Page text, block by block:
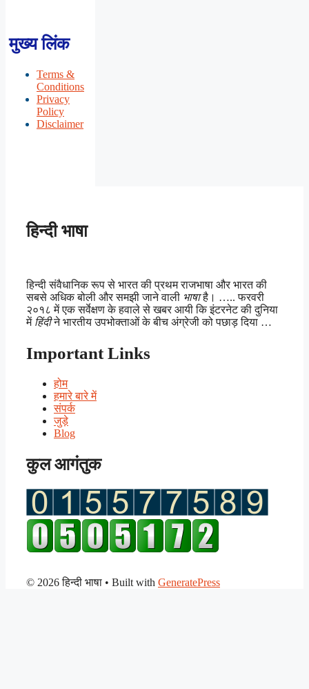
मुख्य लिंक
Terms &
Conditions
Privacy
Policy
Disclaimer
हिन्दी भाषा
हिन्दी संवैधानिक रूप से भारत की प्रथम राजभाषा और भारत की
सबसे अधिक बोली और समझी जाने वाली भाषाहै। ….. फरवरी
२०१८ में एक सर्वेक्षण के हवाले से खबर आयी कि इंटरनेट की दुनिया
में हिंदीने भारतीय उपभोक्ताओं के बीच अंग्रेजी को पछाड़ दिया …
Important Links
होम
हमारे बारे में
संपर्क
जुड़े
Blog
कुल आगंतुक
© 2026 हिन्दी भाषा • Built with GeneratePress